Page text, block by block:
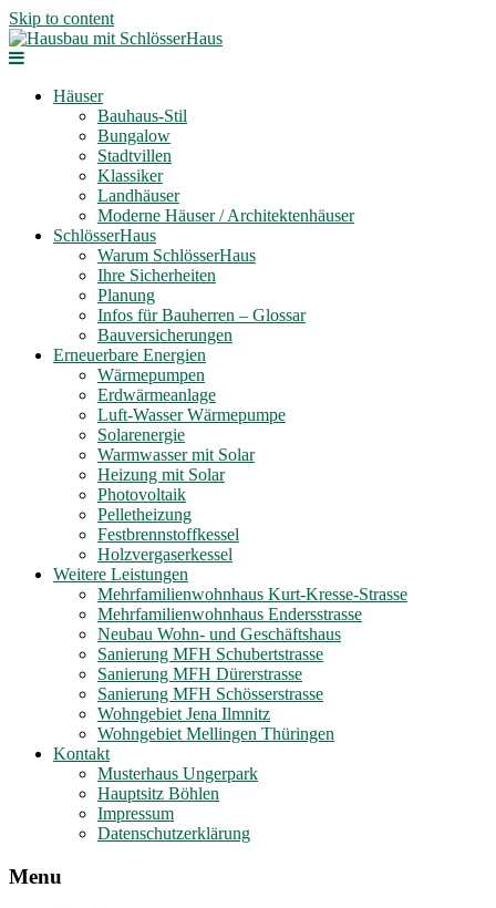
Skip to content
Häuser
Bauhaus-Stil
Bungalow
Stadtvillen
Klassiker
Landhäuser
Moderne Häuser / Architektenhäuser
SchlösserHaus
Warum SchlösserHaus
Ihre Sicherheiten
Planung
Infos für Bauherren – Glossar
Bauversicherungen
Erneuerbare Energien
Wärmepumpen
Erdwärmeanlage
Luft-Wasser Wärmepumpe
Solarenergie
Warmwasser mit Solar
Heizung mit Solar
Photovoltaik
Pelletheizung
Festbrennstoffkessel
Holzvergaserkessel
Weitere Leistungen
Mehrfamilienwohnhaus Kurt-Kresse-Strasse
Mehrfamilienwohnhaus Endersstrasse
Neubau Wohn- und Geschäftshaus
Sanierung MFH Schubertstrasse
Sanierung MFH Dürerstrasse
Sanierung MFH Schösserstrasse
Wohngebiet Jena Ilmnitz
Wohngebiet Mellingen Thüringen
Kontakt
Musterhaus Ungerpark
Hauptsitz Böhlen
Impressum
Datenschutzerklärung
Menu